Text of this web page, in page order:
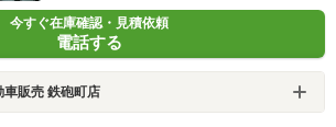
今すぐ在庫確認・見積依頼
電話する
車販売 鉄砲町店